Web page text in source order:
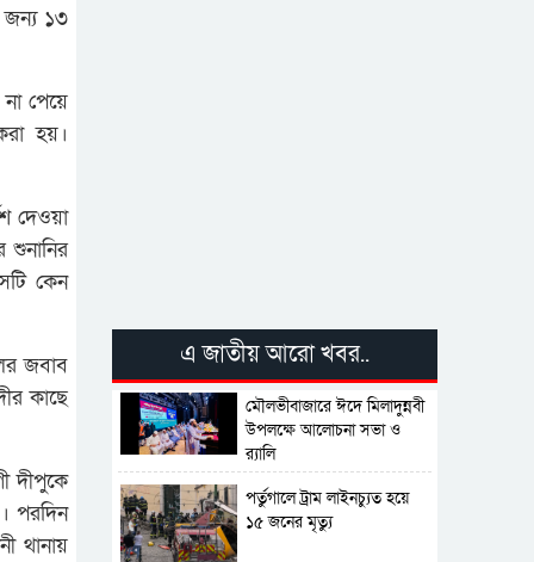
১৩
পেয়ে
হয়।
দেওয়া
কেন
জবাব
কাছে
দীপুকে
পরদিন
থানায়
এ জাতীয় আরো খবর..
মৌলভীবাজারে ঈদে মিলাদুন্নবী
উপলক্ষে আলোচনা সভা ও
র‍্যালি
পর্তুগালে ট্রাম লাইনচ্যুত হয়ে
১৫ জনের মৃত্যু